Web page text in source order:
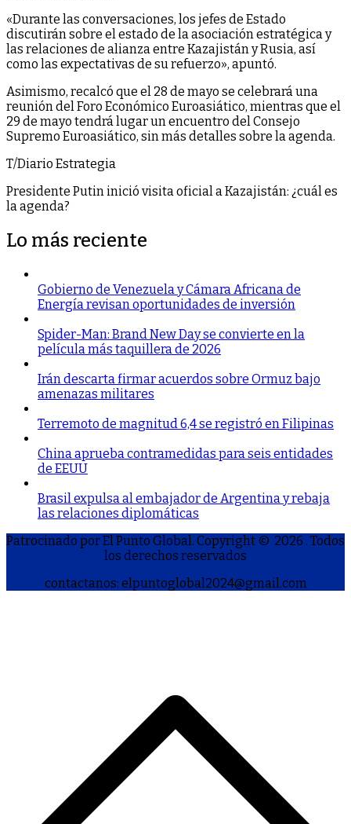
«Durante las conversaciones, los jefes de Estado
discutirán sobre el estado de la asociación estratégica y
las relaciones de alianza entre Kazajistán y Rusia, así
como las expectativas de su refuerzo», apuntó.
Asimismo, recalcó que el 28 de mayo se celebrará una
reunión del Foro Económico Euroasiático, mientras que el
29 de mayo tendrá lugar un encuentro del Consejo
Supremo Euroasiático, sin más detalles sobre la agenda.
T/Diario Estrategia
Presidente Putin inició visita oficial a Kazajistán: ¿cuál es
la agenda?
Lo más reciente
Gobierno de Venezuela y Cámara Africana de
Energía revisan oportunidades de inversión
Spider-Man: Brand New Day se convierte en la
película más taquillera de 2026
Irán descarta firmar acuerdos sobre Ormuz bajo
amenazas militares
Terremoto de magnitud 6,4 se registró en Filipinas
China aprueba contramedidas para seis entidades
de EEUU
Brasil expulsa al embajador de Argentina y rebaja
las relaciones diplomáticas
Patrocinado por El Punto Global. Copyright © 2026 . Todos
los derechos reservados
contactanos: elpuntoglobal2024@gmail.com